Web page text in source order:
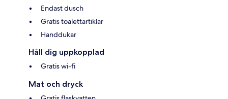
Endast dusch
Gratis toalettartiklar
Handdukar
Håll dig uppkopplad
Gratis wi-fi
Mat och dryck